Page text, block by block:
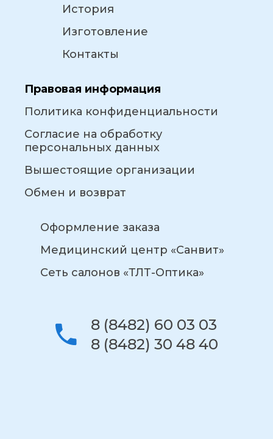
История
Изготовление
Контакты
Правовая информация
Политика конфиденциальности
Согласие на обработку
персональных данных
Вышестоящие организации
Обмен и возврат
Оформление заказа
Медицинский центр «Санвит»
Сеть салонов «ТЛТ-Оптика»
8 (8482) 60 03 03
8 (8482) 30 48 40